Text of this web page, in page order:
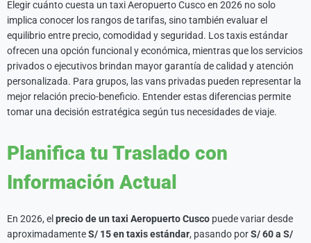
Elegir cuánto cuesta un taxi Aeropuerto Cusco en 2026 no solo
implica conocer los rangos de tarifas, sino también evaluar el
equilibrio entre precio, comodidad y seguridad. Los taxis estándar
ofrecen una opción funcional y económica, mientras que los servicios
privados o ejecutivos brindan mayor garantía de calidad y atención
personalizada. Para grupos, las vans privadas pueden representar la
mejor relación precio-beneficio. Entender estas diferencias permite
tomar una decisión estratégica según tus necesidades de viaje.
Planifica tu Traslado con
Información Actual
En 2026, el precio de un taxi Aeropuerto Cusco puede variar desde
aproximadamenteS/ 15 en taxis estándar, pasando porS/ 60 a S/